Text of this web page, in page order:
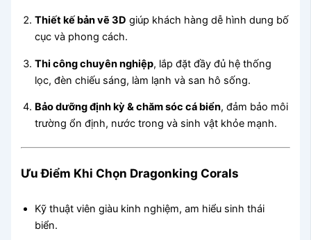
Thiết kế bản vẽ 3D giúp khách hàng dễ hình dung bố
cục và phong cách.
Thi công chuyên nghiệp, lắp đặt đầy đủ hệ thống
lọc, đèn chiếu sáng, làm lạnh và san hô sống.
Bảo dưỡng định kỳ & chăm sóc cá biển, đảm bảo môi
trường ổn định, nước trong và sinh vật khỏe mạnh.
Ưu Điểm Khi Chọn Dragonking Corals
Kỹ thuật viên giàu kinh nghiệm, am hiểu sinh thái
biển.